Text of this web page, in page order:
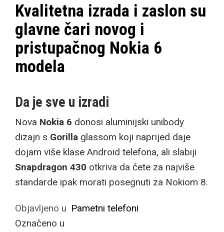
Kvalitetna izrada i zaslon su
glavne čari novog i
pristupačnog Nokia 6
modela
Da je sve u izradi
Nova Nokia 6 donosi aluminijski unibody
dizajn s Gorilla glassom koji naprijed daje
dojam više klase Android telefona, ali slabiji
Snapdragon 430 otkriva da ćete za najviše
standarde ipak morati posegnuti za Nokiom 8.
Objavljeno u Pametni telefoni
Označeno u